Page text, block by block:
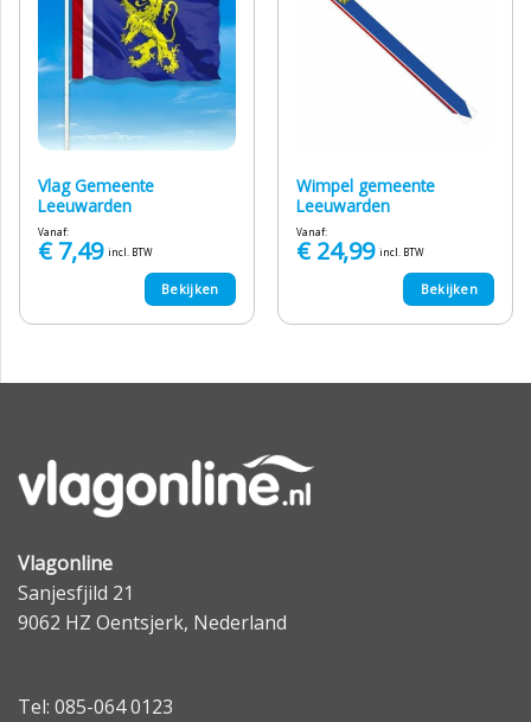
Vlag Gemeente
Leeuwarden
Vanaf:
€7,49 incl. BTW
Bekijken
Wimpel gemeente
Leeuwarden
Vanaf:
€24,99 incl. BTW
Bekijken
Vlagonline
Sanjesfjild 21
9062 HZ Oentsjerk, Nederland
Tel: 085-064 0123